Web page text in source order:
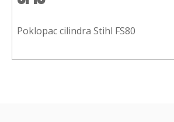
Poklopac cilindra Stihl FS80